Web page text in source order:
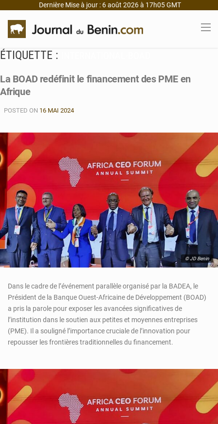
Dernière Mise à jour : 6 août 2026 à 17h05 GMT
ÉTIQUETTE :
La BOAD redéfinit le financement des PME en
Afrique
POSTED ON 16 MAI 2024
© JD Benin
Dans le cadre de l’événement parallèle organisé par la BADEA, le
Président de la Banque Ouest-Africaine de Développement (BOAD)
a pris la parole pour exposer les avancées significatives de
l’institution dans le soutien aux petites et moyennes entreprises
(PME). Il a souligné l’importance cruciale de l’innovation pour
repousser les frontières traditionnelles du financement.